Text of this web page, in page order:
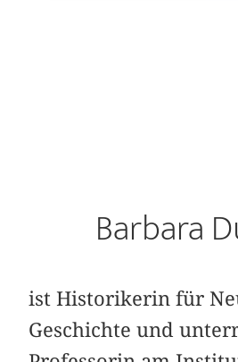
Barbara
ist Historikerin für
Geschichte und